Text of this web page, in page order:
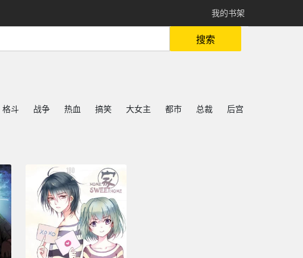
我的书架
搜索
格斗 战争 热血 搞笑 大女主 都市 总裁
后宫